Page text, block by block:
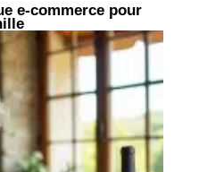
e-commerce pour